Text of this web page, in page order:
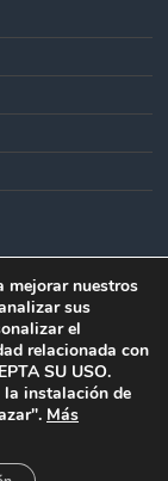
mejorar nuestros
sus
el
relacionada con
SU USO.
la instalación de
Más